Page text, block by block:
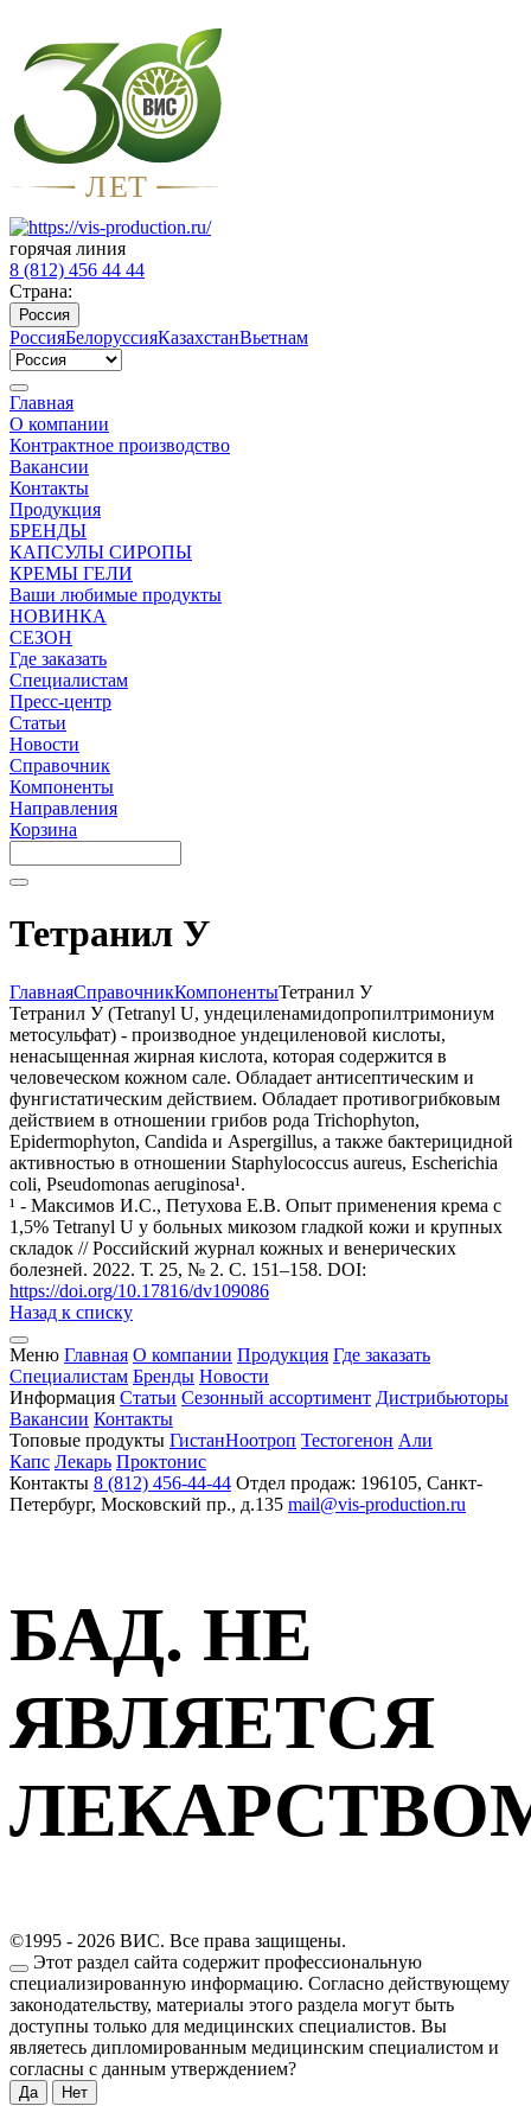
ЛЕТ
горячая линия
8 (812) 456 44 44
Страна:
Россия
РоссияБелоруссияКазахстанВьетнам
Главная
О компании
Контрактное производство
Вакансии
Контакты
Продукция
БРЕНДЫ
КАПСУЛЫ СИРОПЫ
КРЕМЫ ГЕЛИ
Ваши любимые продукты
НОВИНКА
СЕЗОН
Где заказать
Специалистам
Пресс-центр
Статьи
Новости
Справочник
Компоненты
Направления
Корзина
Тетранил У
ГлавнаяСправочникКомпонентыТетранил У
Тетранил У (Tetranyl U, ундециленамидопропилтримониум
метосульфат) - производное ундециленовой кислоты,
ненасыщенная жирная кислота, которая содержится в
человеческом кожном сале. Обладает антисептическим и
фунгистатическим действием. Обладает противогрибковым
действием в отношении грибов рода Trichophyton,
Epidermophyton, Candida и Aspergillus, а также бактерицидной
активностью в отношении Staphylococcus aureus, Escherichia
coli, Pseudomonas aeruginosa¹.
¹ - Максимов И.С., Петухова Е.В. Опыт применения крема с
1,5% Tetranyl U у больных микозом гладкой кожи и крупных
складок // Российский журнал кожных и венерических
болезней. 2022. Т. 25, № 2. С. 151–158. DOI:
https://doi.org/10.17816/dv109086
Назад к списку
Меню Главная О компании Продукция Где заказать
Специалистам Бренды Новости
Информация Статьи Сезонный ассортимент Дистрибьюторы
Вакансии Контакты
Топовые продукты ГистанНоотроп Тестогенон Али
Капс Лекарь Проктонис
Контакты 8 (812) 456-44-44 Отдел продаж: 196105, Санкт-
Петербург, Московский пр., д.135 mail@vis-production.ru
БАД. НЕ
ЯВЛЯЕТСЯ
©1995 - 2026 ВИС. Все права защищены.
Этот раздел сайта содержит профессиональную
специализированную информацию. Согласно действующему
законодательству, материалы этого раздела могут быть
доступны только для медицинских специалистов. Вы
являетесь дипломированным медицинским специалистом и
согласны с данным утверждением?
Да Нет